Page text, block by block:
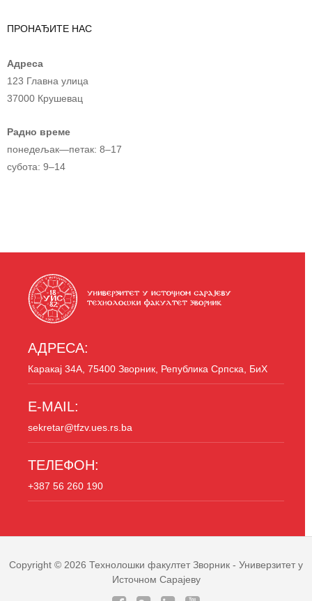
ПРОНАЂИТЕ НАС
Адреса
123 Главна улица
37000 Крушевац
Радно време
понедељак—петак: 8–17
субота: 9–14
АДРЕСА:
Каракај 34A, 75400 Зворник, Република Српска, БиХ
E-MAIL:
sekretar@tfzv.ues.rs.ba
ТЕЛЕФОН:
+387 56 260 190
Copyright © 2026 Технолошки факултет Зворник - Универзитет у
Источном Сарајеву